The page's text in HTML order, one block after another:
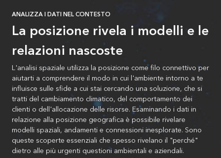
ANALIZZA I DATI NEL CONTESTO
La posizione rivela i modelli e le
relazioni nascoste
L'analisi spaziale utilizza la posizione come filo connettivo per
aiutarti a comprendere il modo in cui l'ambiente intorno a te
influisce sulle sfide a cui stai cercando una soluzione, che si
tratti del cambiamento climatico, del comportamento dei
clienti o dell'allocazione delle risorse. Esaminando i dati in
relazione alla posizione geografica è possibile rivelare
modelli spaziali, andamenti e connessioni inesplorate. Sono
queste scoperte essenziali che spesso rivelano il "perché"
dietro alle più urgenti questioni ambientali e aziendali.